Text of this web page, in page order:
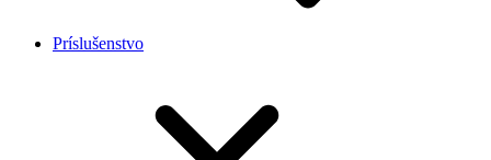
Príslušenstvo